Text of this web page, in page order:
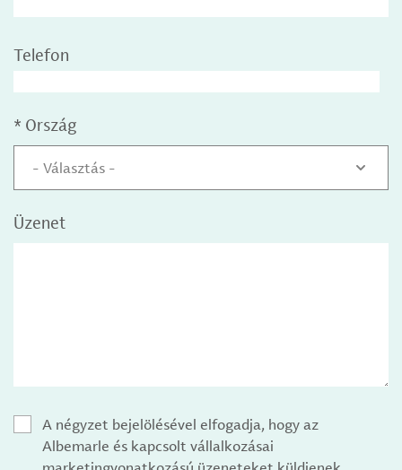
Telefon
* Ország
- Választás -
Üzenet
A négyzet bejelölésével elfogadja, hogy az
Albemarle és kapcsolt vállalkozásai